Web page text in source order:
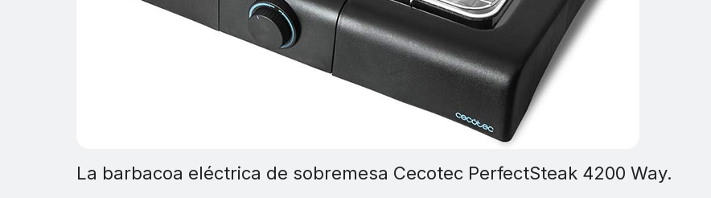
La barbacoa eléctrica de sobremesa Cecotec PerfectSteak 4200 Way.